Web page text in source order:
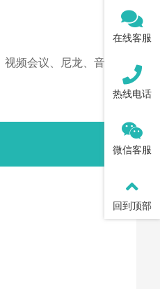
频会议、尼龙、音响
在线客服
热线电话
微信客服
回到顶部